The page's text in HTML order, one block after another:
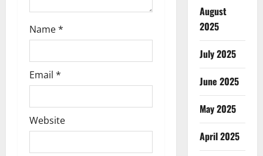
Name*
Email *
Website
August
2025
July 2025
June 2025
May 2025
April 2025